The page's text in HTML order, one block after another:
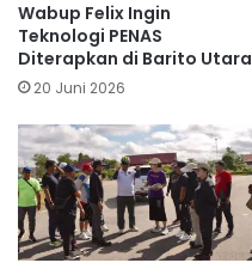
Wabup Felix Ingin
Teknologi PENAS
Diterapkan di Barito Utara
20 Juni 2026